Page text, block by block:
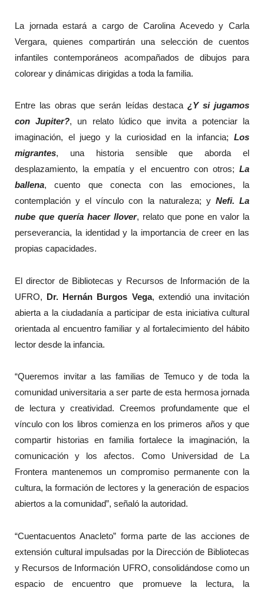
La jornada estará a cargo de Carolina Acevedo y Carla
Vergara, quienes compartirán una selección de cuentos
infantiles contemporáneos acompañados de dibujos para
colorear y dinámicas dirigidas a toda la familia.
Entre las obras que serán leídas destaca ¿Y si jugamos
con Jupiter?, un relato lúdico que invita a potenciar la
imaginación, el juego y la curiosidad en la infancia;Los
migrantes, una historia sensible que aborda el
desplazamiento, la empatía y el encuentro con otros;La
ballena, cuento que conecta con las emociones, la
contemplación y el vínculo con la naturaleza; y Nefi. La
nube que quería hacer llover, relato que pone en valor la
perseverancia, la identidad y la importancia de creer en las
propias capacidades.
El director de Bibliotecas y Recursos de Información de la
UFRO, Dr. Hernán Burgos Vega, extendió una invitación
abierta a la ciudadanía a participar de esta iniciativa cultural
orientada al encuentro familiar y al fortalecimiento del hábito
lector desde la infancia.
“Queremos invitar a las familias de Temuco y de toda la
comunidad universitaria a ser parte de esta hermosa jornada
de lectura y creatividad. Creemos profundamente que el
vínculo con los libros comienza en los primeros años y que
compartir historias en familia fortalece la imaginación, la
comunicación y los afectos. Como Universidad de La
Frontera mantenemos un compromiso permanente con la
cultura, la formación de lectores y la generación de espacios
abiertos a la comunidad”, señaló la autoridad.
“Cuentacuentos Anacleto” forma parte de las acciones de
extensión cultural impulsadas por la Dirección de Bibliotecas
y Recursos de Información UFRO, consolidándose como un
espacio de encuentro que promueve la lectura, la